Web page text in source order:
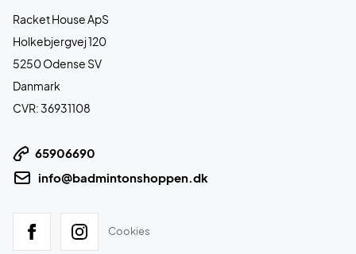
Racket House ApS
Holkebjergvej 120
5250 Odense SV
Danmark
CVR: 36931108
65906690
info@badmintonshoppen.dk
Cookies